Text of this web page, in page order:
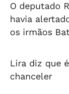
O deputado
havia
os irmãos
Lira diz que
chanceler